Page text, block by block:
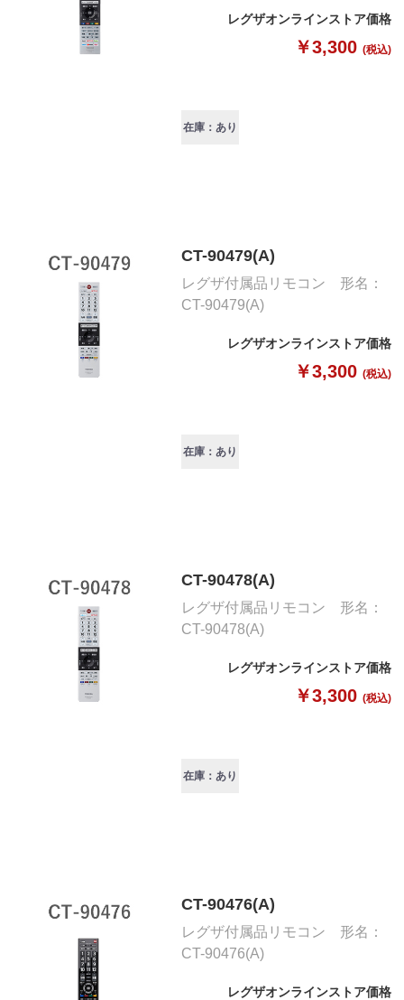
レグザオンラインストア価格
￥3,300 (税込)
在庫：あり
CT-90479(A)
レグザ付属品リモコン 形名：
CT-90479(A)
レグザオンラインストア価格
￥3,300 (税込)
在庫：あり
CT-90478(A)
レグザ付属品リモコン 形名：
CT-90478(A)
レグザオンラインストア価格
￥3,300 (税込)
在庫：あり
CT-90476(A)
レグザ付属品リモコン 形名：
CT-90476(A)
レグザオンラインストア価格